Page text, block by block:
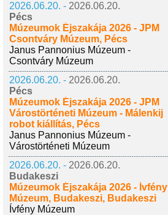
2026.06.20. - 2026.06.20.
Pécs
Múzeumok Éjszakája 2026 - JPM
Csontváry Múzeum, Pécs
Janus Pannonius Múzeum -
Csontváry Múzeum
2026.06.20. - 2026.06.20.
Pécs
Múzeumok Éjszakája 2026 - JPM
Várostörténeti Múzeum - Málenkij
robot kiállítás, Pécs
Janus Pannonius Múzeum -
Várostörténeti Múzeum
2026.06.20. - 2026.06.20.
Budakeszi
Múzeumok Éjszakája 2026 - Ívfény
Múzeum, Budakeszi, Budakeszi
Ívfény Múzeum